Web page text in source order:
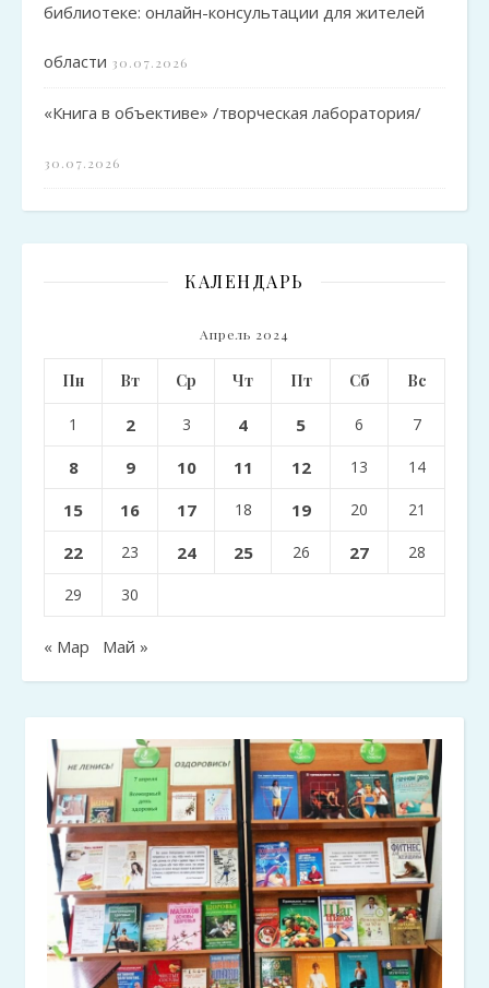
библиотеке: онлайн-консультации для жителей
области 30.07.2026
«Книга в объективе» /творческая лаборатория/
30.07.2026
КАЛЕНДАРЬ
Апрель 2024
Пн Вт Ср Чт Пт Сб Вс
1 2 3 4 5 6 7
8 9 10 11 12 13 14
15 16 17 18 19 20 21
22 23 24 25 26 27 28
29 30
« Мар Май »